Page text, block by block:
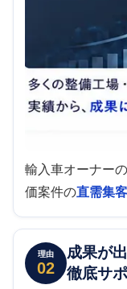
輸入車オーナー
価案件の直需集
理由
02
成果が
徹底サ